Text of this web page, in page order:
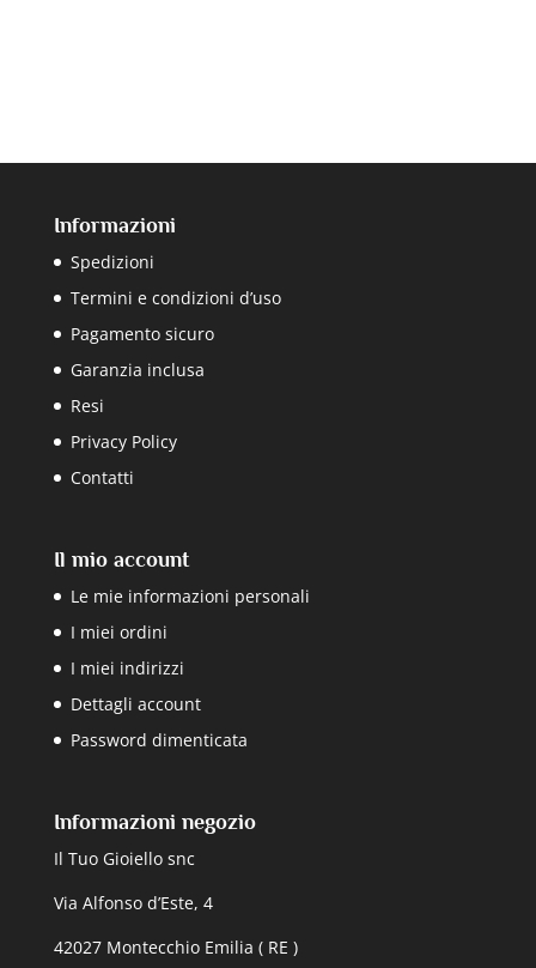
Informazioni
Spedizioni
Termini e condizioni d’uso
Pagamento sicuro
Garanzia inclusa
Resi
Privacy Policy
Contatti
Il mio account
Le mie informazioni personali
I miei ordini
I miei indirizzi
Dettagli account
Password dimenticata
Informazioni negozio
Il Tuo Gioiello snc
Via Alfonso d’Este, 4
42027 Montecchio Emilia ( RE )